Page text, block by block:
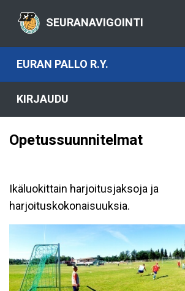
SEURANAVIGOINTI
EURAN PALLO R.Y.
KIRJAUDU
Opetussuunnitelmat
Ikäluokittain harjoitusjaksoja ja
harjoituskokonaisuuksia.